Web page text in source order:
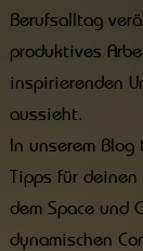
Berufsalltag
produktives
inspirierenden
aussieht.
In unserem
Tipps für deinen
dem Space und
dynamischen